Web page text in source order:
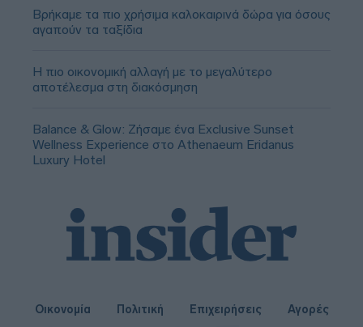
Βρήκαμε τα πιο χρήσιμα καλοκαιρινά δώρα για όσους
αγαπούν τα ταξίδια
Η πιο οικονομική αλλαγή με το μεγαλύτερο
αποτέλεσμα στη διακόσμηση
Balance & Glow: Ζήσαμε ένα Exclusive Sunset
Wellness Experience στο Athenaeum Eridanus
Luxury Hotel
Οικονομία Πολιτική Επιχειρήσεις
Αγορές